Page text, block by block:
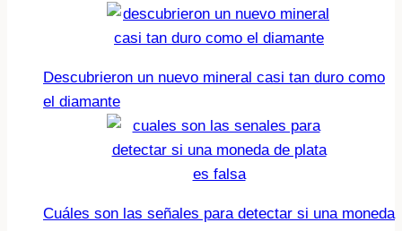
Descubrieron un nuevo mineral casi tan duro como
el diamante
Cuáles son las señales para detectar si una moneda